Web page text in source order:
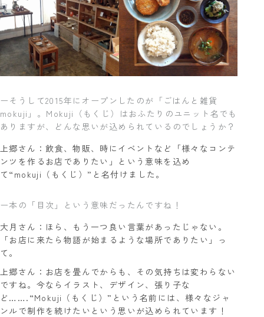
ーそうして2015年にオープンしたのが「ごはんと雑貨
mokuji」。Mokuji（もくじ）はおふたりのユニット名でも
ありますが、どんな思いが込められているのでしょうか？
上郷さん：飲食、物販、時にイベントなど「様々なコンテ
ンツを作るお店でありたい」という意味を込め
て“mokuji（もくじ）”と名付けました。
ー本の「目次」という意味だったんですね！
大月さん：ほら、もう一つ良い言葉があったじゃない。
「お店に来たら物語が始まるような場所でありたい」っ
て。
上郷さん：お店を畳んでからも、その気持ちは変わらない
ですね。今ならイラスト、デザイン、張り子な
ど…….“Mokuji（もくじ）”という名前には、様々なジャ
ンルで制作を続けたいという思いが込められています！